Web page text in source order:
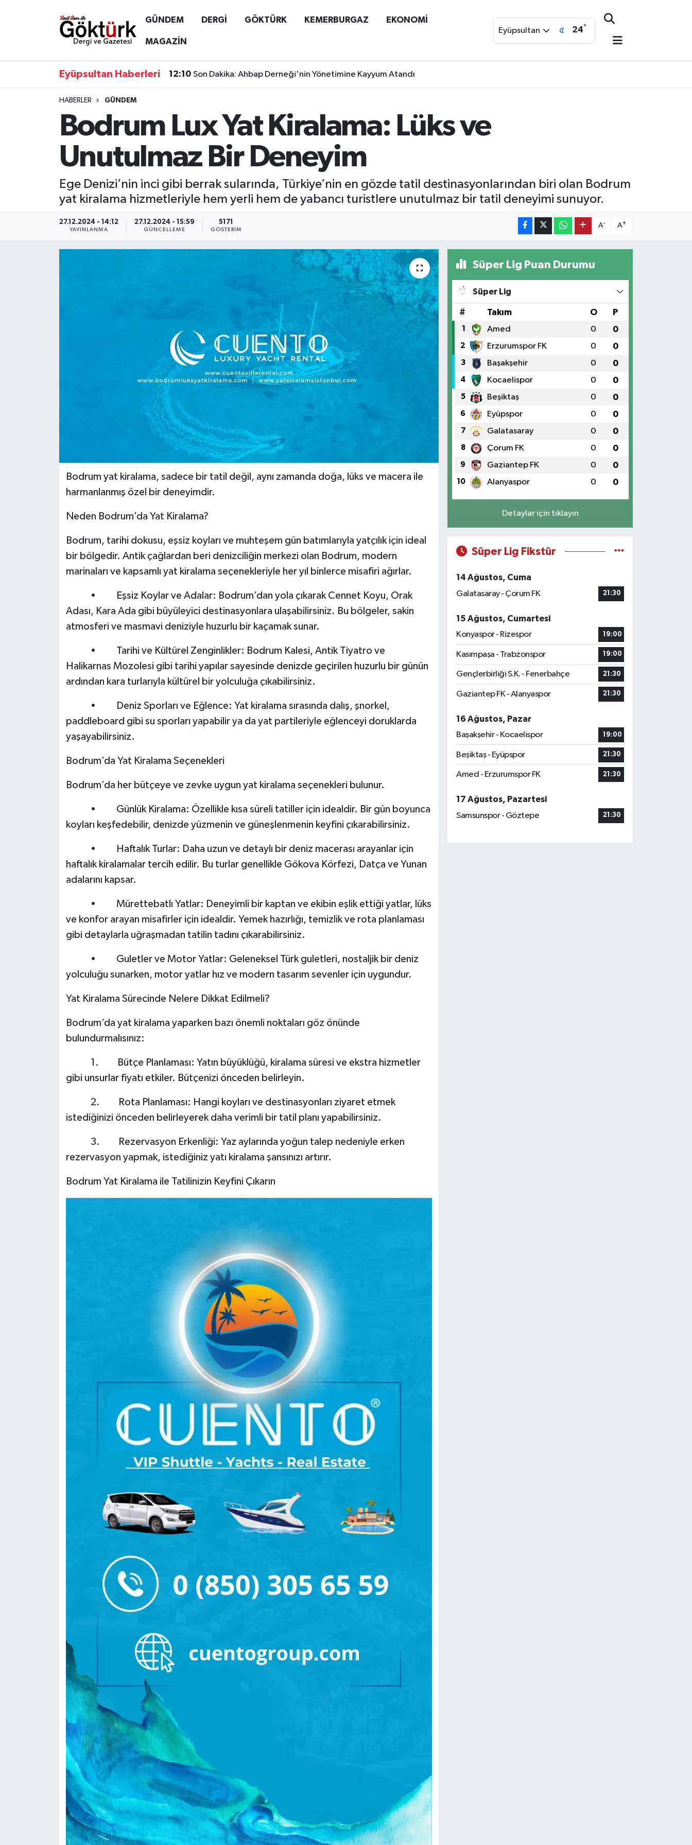
GÜNDEM DERGİ GÖKTÜRK KEMERBURGAZ EKONOMİ
MAGAZİN
Eyüpsultan 24°
Eyüpsultan Haberleri 12:10 Son Dakika: Ahbap Derneği'nin Yönetimine Kayyum Atandı
HABERLER GÜNDEM
Bodrum Lux Yat Kiralama: Lüks ve
Unutulmaz Bir Deneyim
Ege Denizi’nin inci gibi berrak sularında, Türkiye’nin en gözde tatil destinasyonlarından biri olan Bodrum
yat kiralama hizmetleriyle hem yerli hem de yabancı turistlere unutulmaz bir tatil deneyimi sunuyor.
27.12.2024 - 14:12
YAYINLANMA
27.12.2024 - 15:59
GÜNCELLEME
5171
GÖSTERIM
A- A+
Bodrum yat kiralama, sadece bir tatil değil, aynı zamanda doğa, lüks ve macera ile
harmanlanmış özel bir deneyimdir.
Neden Bodrum’da Yat Kiralama?
Bodrum, tarihi dokusu, eşsiz koyları ve muhteşem gün batımlarıyla yatçılık için ideal
bir bölgedir. Antik çağlardan beri denizciliğin merkezi olan Bodrum, modern
marinaları ve kapsamlı yat kiralama seçenekleriyle her yıl binlerce misafiri ağırlar.
• Eşsiz Koylar ve Adalar: Bodrum’dan yola çıkarak Cennet Koyu, Orak
Adası, Kara Ada gibi büyüleyici destinasyonlara ulaşabilirsiniz. Bu bölgeler, sakin
atmosferi ve masmavi deniziyle huzurlu bir kaçamak sunar.
• Tarihi ve Kültürel Zenginlikler: Bodrum Kalesi, Antik Tiyatro ve
Halikarnas Mozolesi gibi tarihi yapılar sayesinde denizde geçirilen huzurlu bir günün
ardından kara turlarıyla kültürel bir yolculuğa çıkabilirsiniz.
• Deniz Sporları ve Eğlence: Yat kiralama sırasında dalış, şnorkel,
paddleboard gibi su sporları yapabilir ya da yat partileriyle eğlenceyi doruklarda
yaşayabilirsiniz.
Bodrum’da Yat Kiralama Seçenekleri
Bodrum’da her bütçeye ve zevke uygun yat kiralama seçenekleri bulunur.
• Günlük Kiralama: Özellikle kısa süreli tatiller için idealdir. Bir gün boyunca
koyları keşfedebilir, denizde yüzmenin ve güneşlenmenin keyfini çıkarabilirsiniz.
• Haftalık Turlar: Daha uzun ve detaylı bir deniz macerası arayanlar için
haftalık kiralamalar tercih edilir. Bu turlar genellikle Gökova Körfezi, Datça ve Yunan
adalarını kapsar.
• Mürettebatlı Yatlar: Deneyimli bir kaptan ve ekibin eşlik ettiği yatlar, lüks
ve konfor arayan misafirler için idealdir. Yemek hazırlığı, temizlik ve rota planlaması
gibi detaylarla uğraşmadan tatilin tadını çıkarabilirsiniz.
• Guletler ve Motor Yatlar: Geleneksel Türk guletleri, nostaljik bir deniz
yolculuğu sunarken, motor yatlar hız ve modern tasarım sevenler için uygundur.
Yat Kiralama Sürecinde Nelere Dikkat Edilmeli?
Bodrum’da yat kiralama yaparken bazı önemli noktaları göz önünde
bulundurmalısınız:
1. Bütçe Planlaması: Yatın büyüklüğü, kiralama süresi ve ekstra hizmetler
gibi unsurlar fiyatı etkiler. Bütçenizi önceden belirleyin.
2. Rota Planlaması: Hangi koyları ve destinasyonları ziyaret etmek
istediğinizi önceden belirleyerek daha verimli bir tatil planı yapabilirsiniz.
3. Rezervasyon Erkenliği: Yaz aylarında yoğun talep nedeniyle erken
rezervasyon yapmak, istediğiniz yatı kiralama şansınızı artırır.
Bodrum Yat Kiralama ile Tatilinizin Keyfini Çıkarın
Süper Lig Puan Durumu
Süper Lig
# Takım O P
1 Amed 0 0
2 Erzurumspor FK 0 0
3 Başakşehir 0 0
4 Kocaelispor 0 0
5 Beşiktaş 0 0
6 Eyüpspor 0 0
7 Galatasaray 0 0
8 Çorum FK 0 0
9 Gaziantep FK 0 0
10 Alanyaspor 0 0
Detaylar için tıklayın
Süper Lig Fikstür
14 Ağustos, Cuma
Galatasaray - Çorum FK
21:30
15 Ağustos, Cumartesi
Konyaspor - Rizespor
19:00
Kasımpaşa - Trabzonspor 19:00
Gençlerbirliği S.K. - Fenerbahçe 21:30
Gaziantep FK - Alanyaspor 21:30
16 Ağustos, Pazar
Başakşehir - Kocaelispor
19:00
Beşiktaş - Eyüpspor 21:30
Amed - Erzurumspor FK 21:30
17 Ağustos, Pazartesi
Samsunspor - Göztepe
21:30
Anne Çocuk
GÖKTÜRK
GÜNDEM
KEMERBURGAZ
Eyüpsultan Hava Durumu
Tüm Manşetler
Son Dakika Haberleri